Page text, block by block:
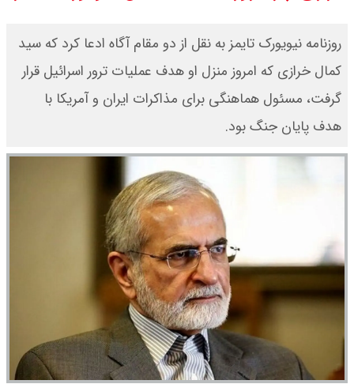
۱۴۰۵/ صعود طلا ادامه‌دار شد
قیمت طلا ۱۸ عیار امروز جمعه ۱۶ مرداد
قیمت نفت امروز جمعه ۱۶ مرداد ۱۴۰۵
/ نفت صعودی شد + جدول
روزنامه نیویورک تایمز به نقل از دو مقام آگاه ادعا کرد که سید
کمال خرازی که امروز منزل او هدف عملیات ترور اسرائیل قرار
گرفت، مسئول هماهنگی برای مذاکرات ایران و آمریکا با
هدف پایان جنگ بود.